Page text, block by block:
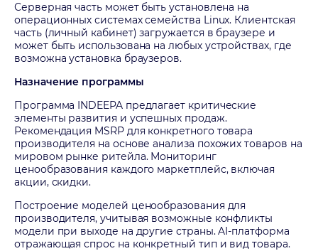
Серверная часть может быть установлена на
операционных системах семейства Linux. Клиентская
часть (личный кабинет) загружается в браузере и
может быть использована на любых устройствах, где
возможна установка браузеров.
Назначение программы
Программа INDEEPA предлагает критические
элементы развития и успешных продаж.
Рекомендация MSRP для конкретного товара
производителя на основе анализа похожих товаров на
мировом рынке ритейла. Мониторинг
ценообразования каждого маркетплейс, включая
акции, скидки.
Построение моделей ценообразования для
производителя, учитывая возможные конфликты
модели при выходе на другие страны. AI-платформа
отражающая спрос на конкретный тип и вид товара.